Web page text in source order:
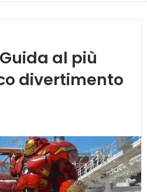
al più
divertimento